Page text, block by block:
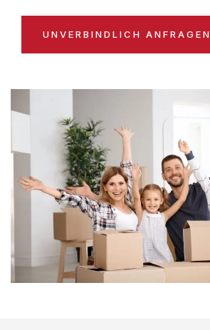
UNVERBINDLICH ANFRAGEN